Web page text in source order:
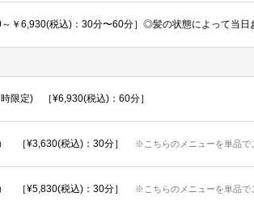
￥6,930(税込)：30分〜60分］◎髪の状態によって当日
限定) ［¥6,930(税込)：60分］
［¥3,630(税込)：30分］ ※こちらのメニューを単品で
［¥5,830(税込)：30分］ ※こちらのメニューを単品で